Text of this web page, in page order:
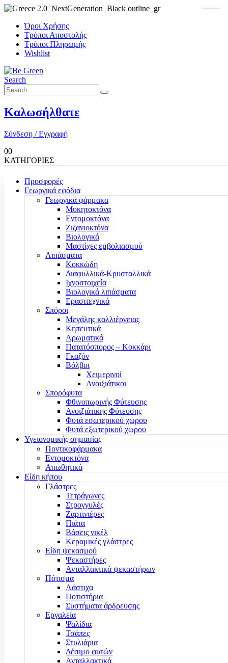
Όροι Χρήσης
Τρόποι Αποστολής
Τρόποι Πληρωμής
Wishlist
Search
Καλωσήλθατε
Σύνδεση / Εγγραφή
00
ΚΑΤΗΓΟΡΙΕΣ
Προσφορές
Γεωργικά εφόδια
Γεωργικά φάρμακα
Μυκητοκτόνα
Εντομοκτόνα
Ζιζανιοκτόνα
Βιολογικά
Μαστίχες εμβολιασμού
Λιπάσματα
Κοκκώδη
Διαφυλλικά-Κρυσταλλικά
Ιχνοστοιχεία
Βιολογικά λιπάσματα
Ερασιτεχνικά
Σπόροι
Μεγάλης καλλιέργειας
Κηπευτικά
Αρωματικά
Πατατόσπορος – Κοκκάρι
Γκαζόν
Βόλβοι
Χειμερινοί
Ανοιξιάτικοι
Σπορόφυτα
Φθινοπωρινής Φύτευσης
Ανοιξιάτικης Φύτευσης
Φυτά εσωτερικού χώρου
Φυτά εξωτερικού χωρου
Υγειονομικής σημασίας
Ποντικοφάρμακα
Εντομοκτόνα
Απωθητικά
Είδη κήπου
Γλάστρες
Τετράγωνες
Στρογγυλές
Ζαρτινιέρες
Πιάτα
Βάσεις νικέλ
Κεραμικές γλάστρες
Είδη ψεκασμού
Ψεκαστήρες
Ανταλλακτικά ψεκαστήρων
Πότισμα
Λάστιχα
Ποτιστήρια
Συστήματα άρδρευσης
Εργαλεία
Ψαλίδια
Τσάπες
Στυλιάρια
Δέσιμο φυτών
Ανταλλακτικά